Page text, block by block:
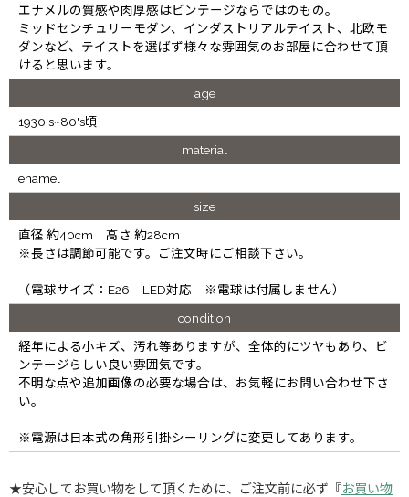
エナメルの質感や肉厚感はビンテージならではのもの。
ミッドセンチュリーモダン、インダストリアルテイスト、北欧モ
ダンなど、テイストを選ばず様々な雰囲気のお部屋に合わせて頂
けると思います。
age
1930's~80's頃
material
enamel
size
直径 約40cm 高さ 約28cm
※長さは調節可能です。ご注文時にご相談下さい。
（電球サイズ：E26 LED対応 ※電球は付属しません）
condition
経年による小キズ、汚れ等ありますが、全体的にツヤもあり、ビ
ンテージらしい良い雰囲気です。
不明な点や追加画像の必要な場合は、お気軽にお問い合わせ下さ
い。
※電源は日本式の角形引掛シーリングに変更してあります。
★安心してお買い物をして頂くために、ご注文前に必ず『お買い物